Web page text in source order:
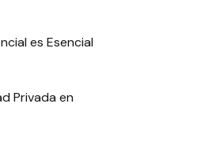
es Esencial
Privada en